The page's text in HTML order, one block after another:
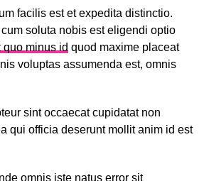
facilis est et expedita distinctio.
soluta nobis est eligendi optio
minus id quod maxime placeat
voluptas assumenda est, omnis
sint occaecat cupidatat non
qui officia deserunt mollit anim id est
omnis iste natus error sit